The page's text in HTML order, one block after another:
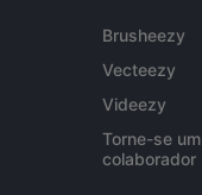
Brusheezy
Vecteezy
Videezy
Torne-se um
colaborador